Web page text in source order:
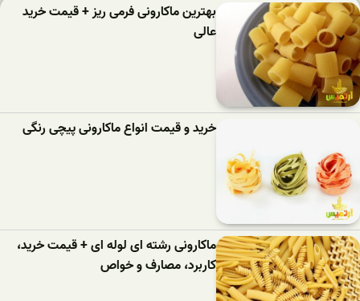
بهترین ماکارونی فرمی ریز + قیمت خرید
عالی
خرید و قیمت انواع ماکارونی پیچی رنگی
ماکارونی رشته ای لوله ای + قیمت خرید،
کاربرد، مصارف و خواص